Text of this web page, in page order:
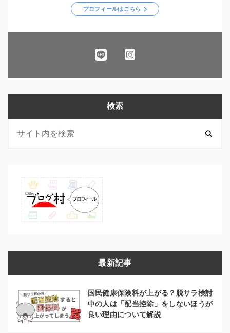
プロフィールはこちら
検索
最新記事
国民健康保険料が上がる？脱サラ検討
中の人は「配当控除」をしないほうが
良い理由について解説